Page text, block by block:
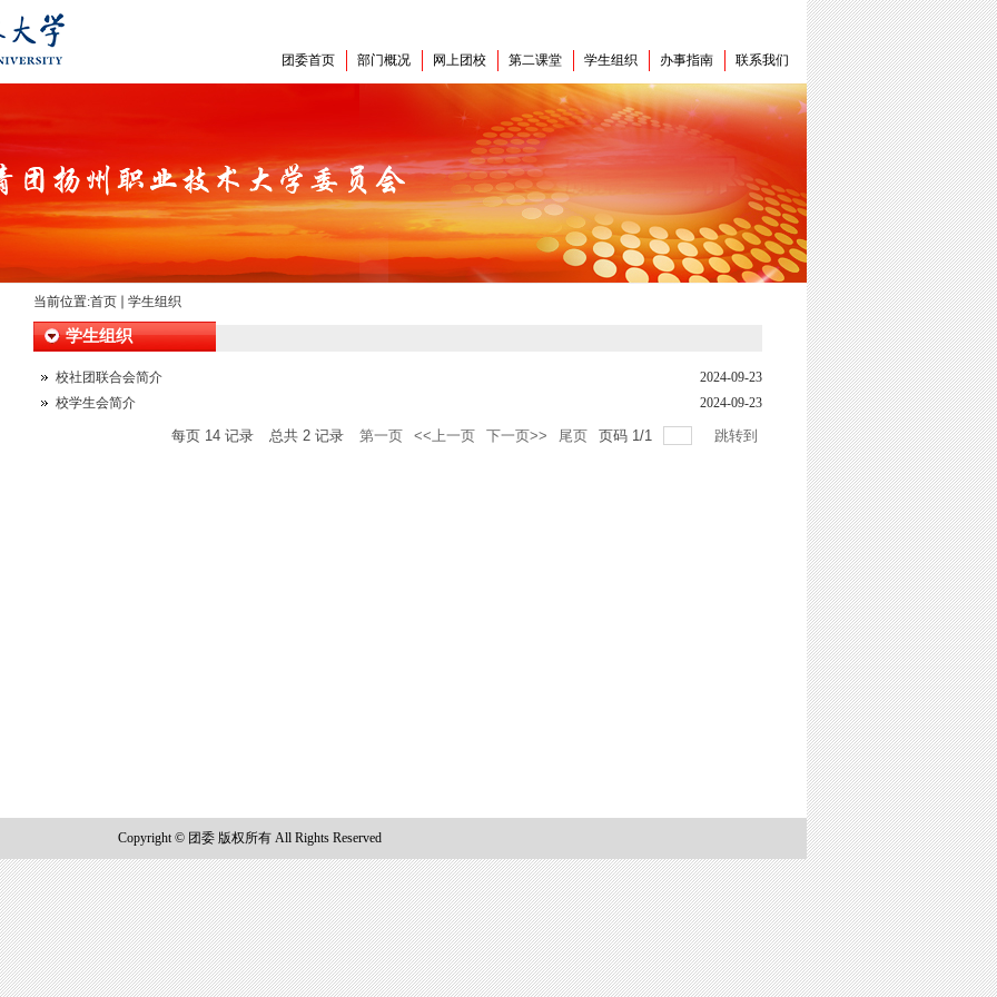
团委首页 部门概况 网上团校 第二课堂 学生组织 办事指南 联系我们
当前位置:首页 学生组织
学生组织
校社团联合会简介
2024-09-23
校学生会简介
2024-09-23
每页 14 记录 总共 2 记录 第一页 <<上一页 下一页>> 尾页 页码 1/1 跳转到
Copyright © 团委 版权所有 All Rights Reserved